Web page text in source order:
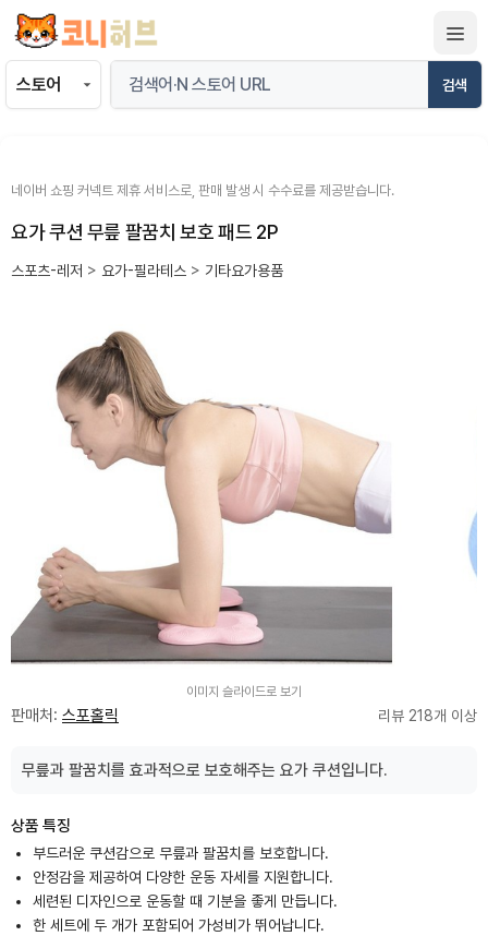
츠
검색
네이버 쇼핑 커넥트 제휴 서비스로, 판매 발생 시 수수료를 제공받습니다.
요가 쿠션 무릎 팔꿈치 보호 패드 2P
스포츠-레저 > 요가-필라테스 > 기타요가용품
이미지 슬라이드로 보기
판매처: 스포홀릭 리뷰 218개 이상
무릎과 팔꿈치를 효과적으로 보호해주는 요가 쿠션입니다.
상품 특징
부드러운 쿠션감으로 무릎과 팔꿈치를 보호합니다.
안정감을 제공하여 다양한 운동 자세를 지원합니다.
세련된 디자인으로 운동할 때 기분을 좋게 만듭니다.
한 세트에 두 개가 포함되어 가성비가 뛰어납니다.